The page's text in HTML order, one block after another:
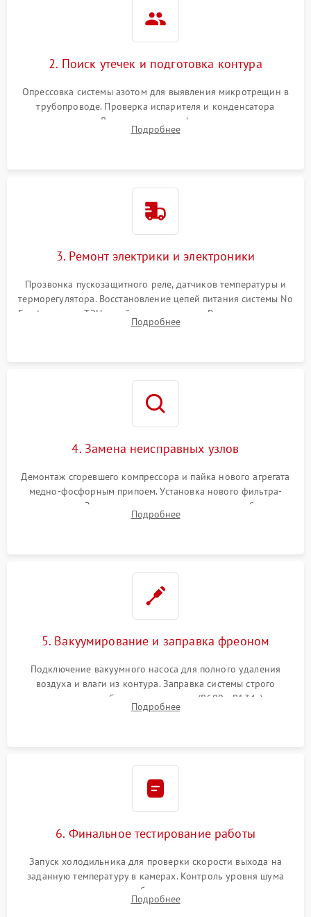
2. Поиск утечек и подготовка контура
Опрессовка системы азотом для выявления микротрещин в
трубопроводе. Проверка испарителя и конденсатора
течеискателем. Демонтаж старого фильтра-осушителя и
продувка капиллярной трубки для устранения засоров.
Подробнее
3. Ремонт электрики и электроники
Прозвонка пускозащитного реле, датчиков температуры и
терморегулятора. Восстановление цепей питания системы No
Frost, включая ТЭН оттайки и вентилятор. Ремонт или замена
платы управления при сбоях алгоритмов.
Подробнее
4. Замена неисправных узлов
Демонтаж сгоревшего компрессора и пайка нового агрегата
медно-фосфорным припоем. Установка нового фильтра-
осушителя. Замена изношенных вентиляторов обдува,
сломанных заслонок или поврежденных дверных петель.
Подробнее
5. Вакуумирование и заправка фреоном
Подключение вакуумного насоса для полного удаления
воздуха и влаги из контура. Заправка системы строго
дозированным объемом хладагента (R600a, R134a) по
электронным весам. Контроль рабочего давления в системе.
Подробнее
6. Финальное тестирование работы
Запуск холодильника для проверки скорости выхода на
заданную температуру в камерах. Контроль уровня шума
компрессора, отсутствия обмерзания стенок и корректного
срабатывания системы автоматической оттайки.
Подробнее